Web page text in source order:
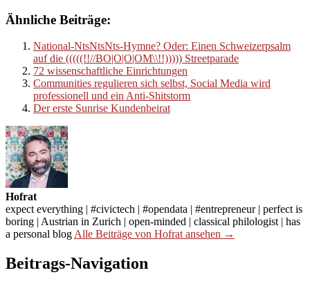
Ähnliche Beiträge:
National-NtsNtsNts-Hymne? Oder: Einen Schweizerpsalm
auf die (((((!!//BO|O|O|OM\\!!))))) Streetparade
72 wissenschaftliche Einrichtungen
Communities regulieren sich selbst, Social Media wird
professionell und ein Anti-Shitstorm
Der erste Sunrise Kundenbeirat
Hofrat
expect everything | #civictech | #opendata | #entrepreneur | perfect is
boring | Austrian in Zurich | open-minded | classical philologist | has
a personal blog Alle Beiträge von Hofrat ansehen →
Beitrags-Navigation